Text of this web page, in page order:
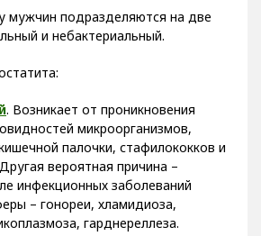
мужчин подразделяются на две
и небактериальный.
. Возникает от проникновения
микроорганизмов,
палочки, стафилококков и
вероятная причина –
инфекционных заболеваний
– гонореи, хламидиоза,
гарднереллеза.